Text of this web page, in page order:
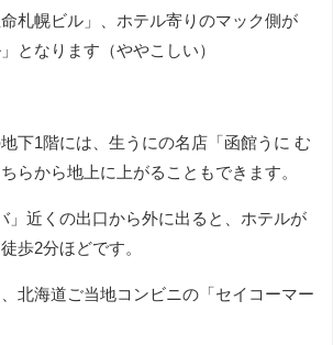
札幌ビル」、ホテル寄りのマック側が
となります（ややこしい）
下1階には、生うにの名店「函館うに む
らから地上に上がることもできます。
」近くの出口から外に出ると、ホテルが
歩2分ほどです。
北海道ご当地コンビニの「セイコーマー